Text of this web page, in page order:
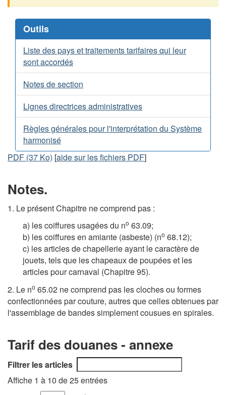
Outils
Liste des pays et traitements tarifaires qui leur
sont accordés
Notes de section
Lignes directrices administratives
Règles générales pour l'interprétation du Système
harmonisé
PDF (37 Ko) [aide sur les fichiers PDF]
Notes.
1. Le présent Chapitre ne comprend pas :
a) les coiffures usagées du no 63.09;
b) les coiffures en amiante (asbeste) (no 68.12);
c) les articles de chapellerie ayant le caractère de
jouets, tels que les chapeaux de poupées et les
articles pour carnaval (Chapitre 95).
2. Le no 65.02 ne comprend pas les cloches ou formes
confectionnées par couture, autres que celles obtenues par
l'assemblage de bandes simplement cousues en spirales.
Tarif des douanes - annexe
Filtrer les articles
Affiche 1 à 10 de 25 entrées